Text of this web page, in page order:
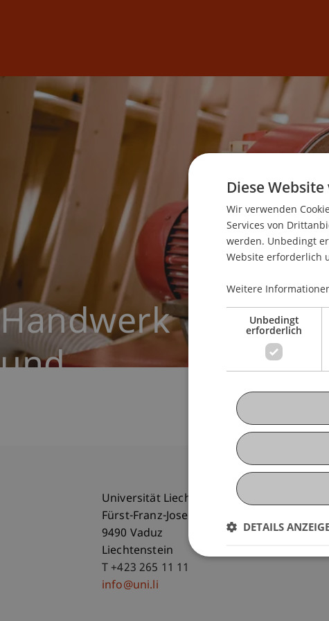
Handwerk
und
Universität Liechtenstein
Fürst-Franz-Josef-Strasse
9490 Vaduz
Liechtenstein
T +423 265 11 11
info@uni.li
Diese
Wir verwenden
Services von
werden. Unbedingt
Website erforderlich
Weitere
Unbedingt
erforderlich
DETAILS